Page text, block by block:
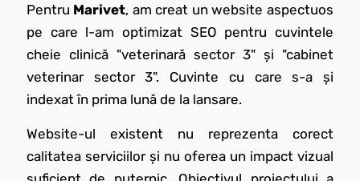
Pentru Marivet, am creat un website aspectuos
pe care l-am optimizat SEO pentru cuvintele
cheie clinică "veterinară sector 3" și "cabinet
veterinar sector 3". Cuvinte cu care s-a și
indexat în prima lună de la lansare.
Website-ul existent nu reprezenta corect
calitatea serviciilor și nu oferea un impact vizual